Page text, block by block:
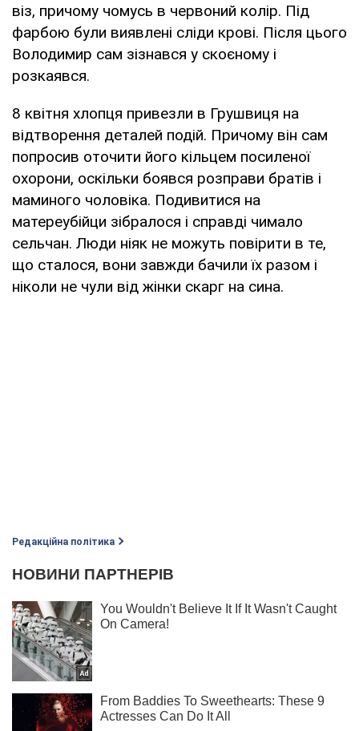
віз, причому чомусь в червоний колір. Під
фарбою були виявлені сліди крові. Після цього
Володимир сам зізнався у скоєному і
розкаявся.
8 квітня хлопця привезли в Грушвиця на
відтворення деталей подій. Причому він сам
попросив оточити його кільцем посиленої
охорони, оскільки боявся розправи братів і
маминого чоловіка. Подивитися на
матереубійци зібралося і справді чимало
сельчан. Люди ніяк не можуть повірити в те,
що сталося, вони завжди бачили їх разом і
ніколи не чули від жінки скарг на сина.
Редакційна політика